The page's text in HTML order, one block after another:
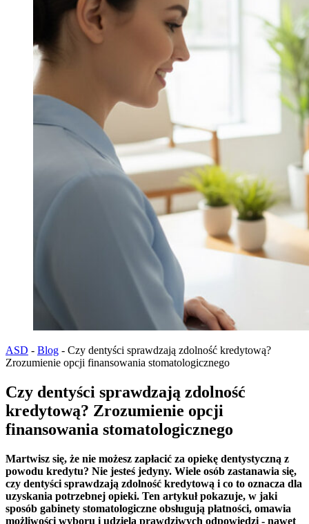
ASD - Blog - Czy dentyści sprawdzają zdolność kredytową?
Zrozumienie opcji finansowania stomatologicznego
Czy dentyści sprawdzają zdolność
kredytową? Zrozumienie opcji
finansowania stomatologicznego
Martwisz się, że nie możesz zapłacić za opiekę dentystyczną z
powodu kredytu? Nie jesteś jedyny. Wiele osób zastanawia się,
czy dentyści sprawdzają zdolność kredytową i co to oznacza dla
uzyskania potrzebnej opieki. Ten artykuł pokazuje, w jaki
sposób gabinety stomatologiczne obsługują płatności, omawia
możliwości wyboru i udziela prawdziwych odpowiedzi - nawet